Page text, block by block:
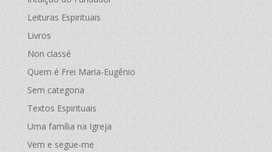
Leituras Espirituais
Livros
Non classé
Quem é Frei Maria-Eugênio
Sem categoria
Textos Espirituais
Uma família na Igreja
Vem e segue-me